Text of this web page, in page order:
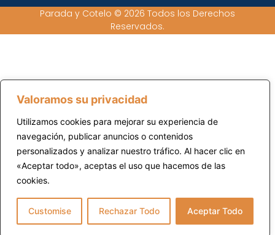
Valoramos su privacidad
Utilizamos cookies para mejorar su experiencia de
navegación, publicar anuncios o contenidos
personalizados y analizar nuestro tráfico. Al hacer clic en
«Aceptar todo», aceptas el uso que hacemos de las
cookies.
Customise Rechazar Todo Aceptar Todo
Parada y Cotelo © 2026 Todos los Derechos
Reservados.